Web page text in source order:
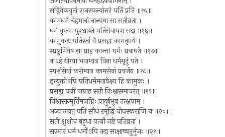
सद्विवेकयुतां राजस्वल्योत्तरं पतिं प्रति ॥१५॥
कामधर्मं चेहमानां नान्यथा सा सतीव्रता ।
धर्मं कृत्वा पुरश्चास्ते पतिसेवापरा सदा ॥१६॥
कामुकश्च पतिस्तां वै प्रसह्य कामतृप्तये ।
स्प्रष्टुमियेष सा प्राह कान्त! धर्मः प्रबाधते ॥१७॥
नाऽहं योग्या भवाम्यत्र विना धर्ममृतुं पते ।
स्पर्शसेवां करोम्यत्र कामसेवां प्रवर्जय ॥१८॥
इत्युक्तोऽपि पतिधर्ममनावेक्ष्य हि कामुकः ।
प्रसह्य पत्नीं जग्राह सती निःश्वासमाचरत् ॥१९॥
निश्वासान्मूर्तिमानग्निः प्रादुर्बभूव तत्क्षणम् ।
अज्वालयत् पतिं सौधं स्मृद्धिं चोपस्कराणि च ॥२०॥
सती शुशोच बहुधा पत्यौ नष्टे पतिव्रता ।
सस्मार धर्मं धर्मोऽपि तदा साक्षाच्चतुर्भुजः ॥२१॥